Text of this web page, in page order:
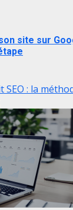
site sur
: la